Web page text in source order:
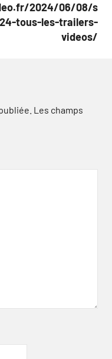
2024/06/08/s
tous-les-trailers-
videos/
Les champs